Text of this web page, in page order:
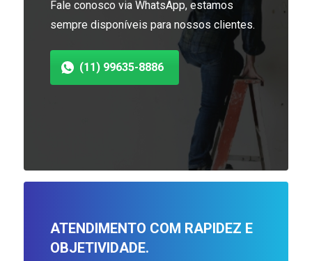
Fale conosco via WhatsApp, estamos
sempre disponíveis para nossos clientes.
(11) 99635-8886
ATENDIMENTO COM RAPIDEZ E
OBJETIVIDADE.